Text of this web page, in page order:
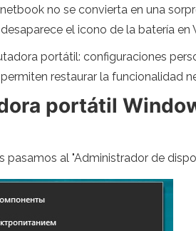
no se convierta en una
el icono de la batería en
portátil: configuraciones
restaurar la funcionalidad
portátil
pasamos al "Administrador de